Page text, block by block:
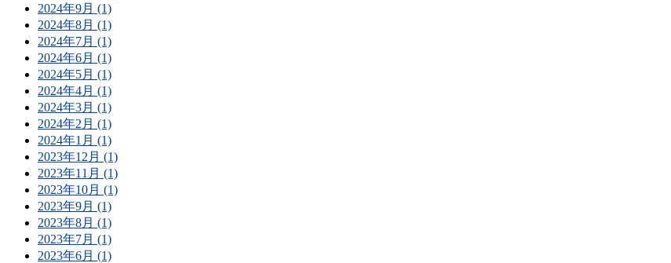
2024年9月 (1)
2024年8月 (1)
2024年7月 (1)
2024年6月 (1)
2024年5月 (1)
2024年4月 (1)
2024年3月 (1)
2024年2月 (1)
2024年1月 (1)
2023年12月 (1)
2023年11月 (1)
2023年10月 (1)
2023年9月 (1)
2023年8月 (1)
2023年7月 (1)
2023年6月 (1)